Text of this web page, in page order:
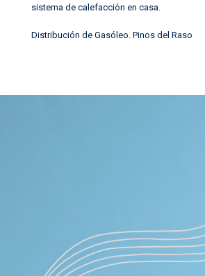
sistema de calefacción en casa.
Distribución de Gasóleo. Pinos del Raso